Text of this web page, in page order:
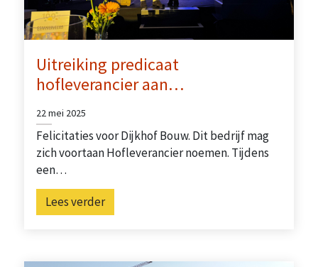
Uitreiking predicaat
hofleverancier aan…
22 mei 2025
Felicitaties voor Dijkhof Bouw. Dit bedrijf mag
zich voortaan Hofleverancier noemen. Tijdens
een…
Lees verder